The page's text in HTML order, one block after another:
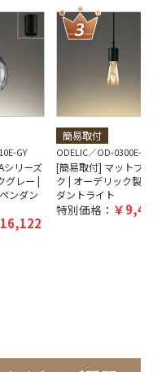
GY
シリーズ
レー |
ンダン
16,122
簡易取付
ODELIC OD-0300E-BK
[簡易取付] マットブ
ク | オーデリック製
ダントライト
特別価格：